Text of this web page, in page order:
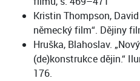
Kristin Thompson,
německý film“. Dějiny
Hruška, Blahoslav.
(de)konstrukce dějin.“
176.